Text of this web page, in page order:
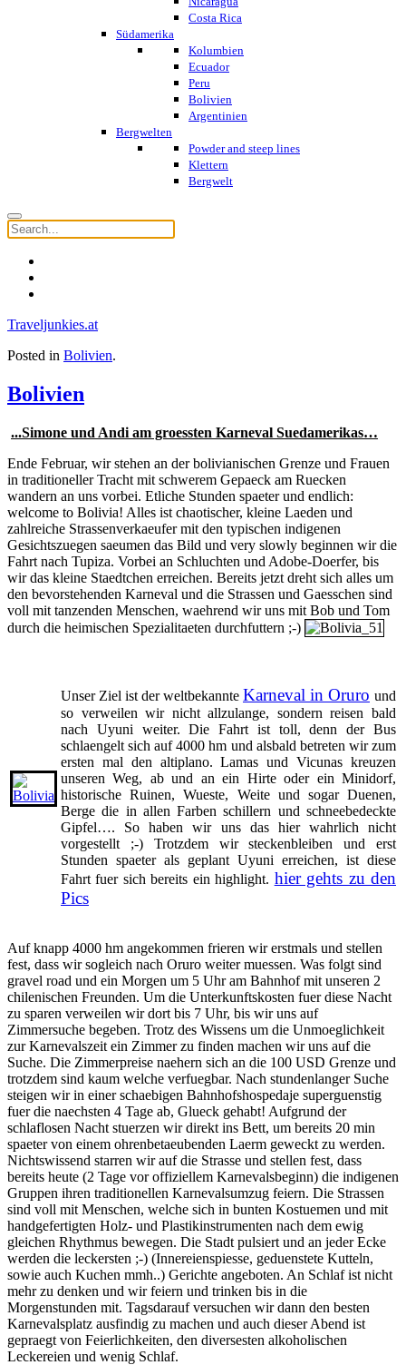
Costa Rica
Südamerika
Kolumbien
Ecuador
Peru
Bolivien
Argentinien
Bergwelten
Powder and steep lines
Klettern
Bergwelt
Traveljunkies.at
Posted in Bolivien.
Bolivien
...Simone und Andi am groessten Karneval Suedamerikas…
Ende Februar, wir stehen an der bolivianischen Grenze und Frauen
in traditioneller Tracht mit schwerem Gepaeck am Ruecken
wandern an uns vorbei. Etliche Stunden spaeter und endlich:
welcome to Bolivia! Alles ist chaotischer, kleine Laeden und
zahlreiche Strassenverkaeufer mit den typischen indigenen
Gesichtszuegen saeumen das Bild und very slowly beginnen wir die
Fahrt nach Tupiza. Vorbei an Schluchten und Adobe-Doerfer, bis
wir das kleine Staedtchen erreichen. Bereits jetzt dreht sich alles um
den bevorstehenden Karneval und die Strassen und Gaesschen sind
voll mit tanzenden Menschen, waehrend wir uns mit Bob und Tom
durch die heimischen Spezialitaeten durchfuttern ;-)
Unser Ziel ist der weltbekannte Karneval in Oruro und
so verweilen wir nicht allzulange, sondern reisen bald
nach Uyuni weiter. Die Fahrt ist toll, denn der Bus
schlaengelt sich auf 4000 hm und alsbald betreten wir zum
ersten mal den altiplano. Lamas und Vicunas kreuzen
unseren Weg, ab und an ein Hirte oder ein Minidorf,
historische Ruinen, Wueste, Weite und sogar Duenen,
Berge die in allen Farben schillern und schneebedeckte
Gipfel…. So haben wir uns das hier wahrlich nicht
vorgestellt ;-) Trotzdem wir steckenbleiben und erst
Stunden spaeter als geplant Uyuni erreichen, ist diese
Fahrt fuer sich bereits ein highlight. hier gehts zu den
Pics
Auf knapp 4000 hm angekommen frieren wir erstmals und stellen
fest, dass wir sogleich nach Oruro weiter muessen. Was folgt sind
gravel road und ein Morgen um 5 Uhr am Bahnhof mit unseren 2
chilenischen Freunden. Um die Unterkunftskosten fuer diese Nacht
zu sparen verweilen wir dort bis 7 Uhr, bis wir uns auf
Zimmersuche begeben. Trotz des Wissens um die Unmoeglichkeit
zur Karnevalszeit ein Zimmer zu finden machen wir uns auf die
Suche. Die Zimmerpreise naehern sich an die 100 USD Grenze und
trotzdem sind kaum welche verfuegbar. Nach stundenlanger Suche
steigen wir in einer schaebigen Bahnhofshospedaje superguenstig
fuer die naechsten 4 Tage ab, Glueck gehabt! Aufgrund der
schlaflosen Nacht stuerzen wir direkt ins Bett, um bereits 20 min
spaeter von einem ohrenbetaeubenden Laerm geweckt zu werden.
Nichtswissend starren wir auf die Strasse und stellen fest, dass
bereits heute (2 Tage vor offiziellem Karnevalsbeginn) die indigenen
Gruppen ihren traditionellen Karnevalsumzug feiern. Die Strassen
sind voll mit Menschen, welche sich in bunten Kostuemen und mit
handgefertigten Holz- und Plastikinstrumenten nach dem ewig
gleichen Rhythmus bewegen. Die Stadt pulsiert und an jeder Ecke
werden die leckersten ;-) (Innereienspiesse, geduenstete Kutteln,
sowie auch Kuchen mmh..) Gerichte angeboten. An Schlaf ist nicht
mehr zu denken und wir feiern und trinken bis in die
Morgenstunden mit. Tagsdarauf versuchen wir dann den besten
Karnevalsplatz ausfindig zu machen und auch dieser Abend ist
gepraegt von Feierlichkeiten, den diversesten alkoholischen
Leckereien und wenig Schlaf.